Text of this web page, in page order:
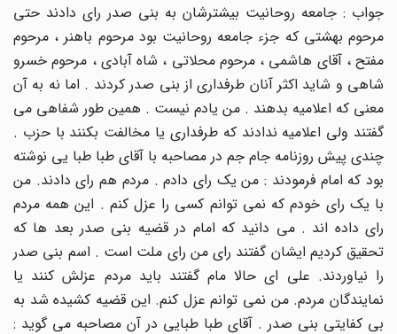
جواب : جامعه روحانیت بیشترشان به بنی صدر رای دادند حتی
مرحوم بهشتی که جزء جامعه روحانیت بود مرحوم باهنر ، مرحوم
مفتح ، آقای هاشمی ، مرحوم محلاتی ، شاه آبادی ، مرحوم خسرو
شاهی و شاید اکثر آنان طرفداری از بنی صدر کردند . اما نه به آن
معنی که اعلامیه بدهند . من یادم نیست . همین طور شفاهی می
گفتند ولی اعلامیه ندادند که طرفداری یا مخالفت بکنند با حزب .
چندی پیش روزنامه جام جم در مصاحبه با آقای طبا طبا یی نوشته
بود که امام فرمودند : من یک رای دادم . مردم هم رای دادند. من
با یک رای خودم که نمی توانم کسی را عزل کنم . این همه مردم
رای داده اند . می دانید که امام در قضیه بنی صدر بعد ها که
تحقیق کردیم ایشان گفتند رای من رای ملت است . اسم بنی صدر
را نیاوردند. علی ای حالا مام گفتند باید مردم عزلش کنند یا
نمایندگان مردم. من نمی توانم عزل کنم. این قضیه کشیده شد به
بی کفایتی بنی صدر . آقای طبا طبایی در آن مصاحبه می گوید :